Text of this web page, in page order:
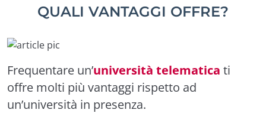
QUALI VANTAGGI OFFRE?
Frequentare un’università telematica ti
offre molti più vantaggi rispetto ad
un’università in presenza.